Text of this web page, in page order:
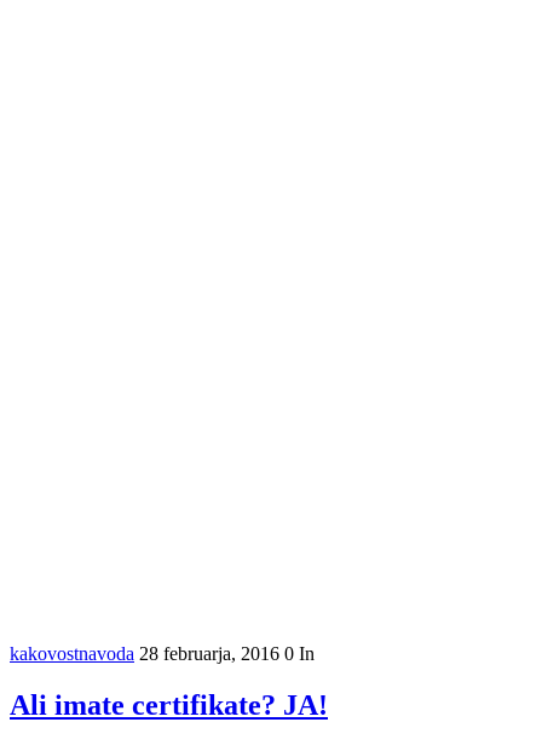
kakovostnavoda 28 februarja, 2016 0 In
Ali imate certifikate? JA!